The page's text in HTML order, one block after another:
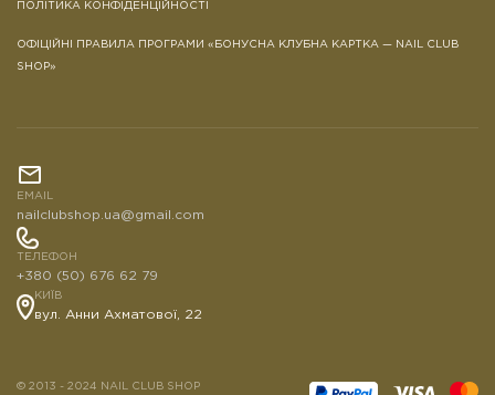
ПОЛІТИКА КОНФІДЕНЦІЙНОСТІ
ОФІЦІЙНІ ПРАВИЛА ПРОГРАМИ «БОНУСНА КЛУБНА КАРТКА — NAIL CLUB
SHOP»
EMAIL
nailclubshop.ua@gmail.com
ТЕЛЕФОН
+380 (50) 676 62 79
КИЇВ
вул. Анни Ахматової, 22
© 2013 - 2024 NAIL CLUB SHOP